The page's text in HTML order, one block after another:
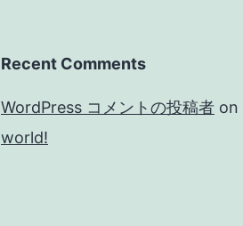
Recent Comments
WordPress コメントの投稿者 on
world!